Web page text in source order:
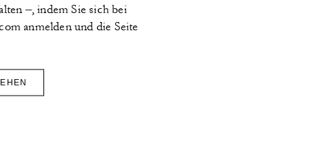
–, indem Sie sich bei
anmelden und die Seite